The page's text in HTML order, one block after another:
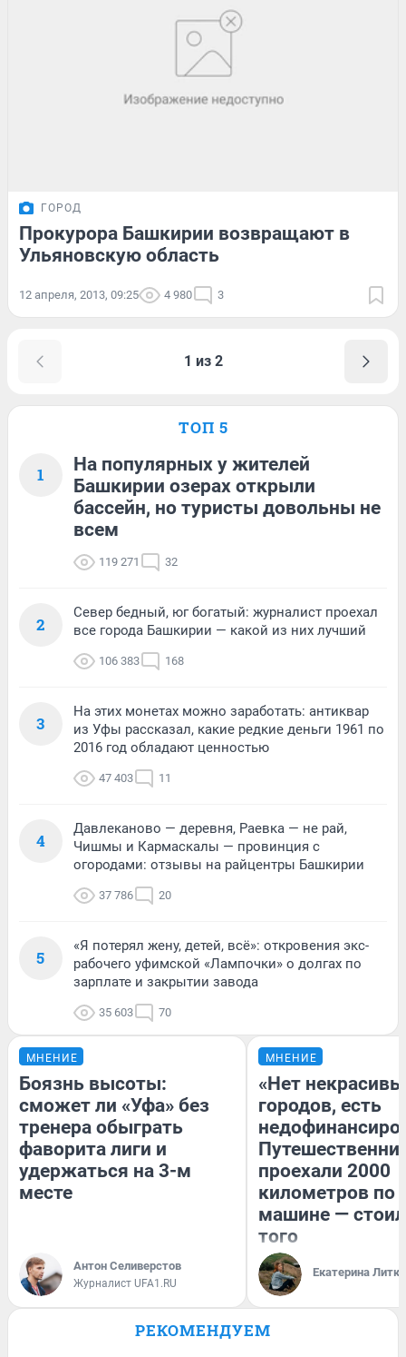
ГОРОД
Прокурора Башкирии возвращают в
Ульяновскую область
12 апреля, 2013, 09:25 4 980 3
1 из 2
ТОП 5
1
На популярных у жителей
Башкирии озерах открыли
бассейн, но туристы довольны не
всем
119 271 32
2
Север бедный, юг богатый: журналист проехал
все города Башкирии — какой из них лучший
106 383 168
3
На этих монетах можно заработать: антиквар
из Уфы рассказал, какие редкие деньги 1961 по
2016 год обладают ценностью
47 403 11
4
Давлеканово — деревня, Раевка — не рай,
Чишмы и Кармаскалы — провинция с
огородами: отзывы на райцентры Башкирии
37 786 20
5
«Я потерял жену, детей, всё»: откровения экс-
рабочего уфимской «Лампочки» о долгах по
зарплате и закрытии завода
35 603 70
МНЕНИЕ
Боязнь высоты:
сможет ли «Уфа» без
тренера обыграть
фаворита лиги и
удержаться на 3-м
месте
Антон Селиверстов
Журналист UFA1.RU
МНЕНИЕ
«Нет
городов, есть
проехали 2000
километров по
машине —
того
Екатерина
РЕКОМЕНДУЕМ